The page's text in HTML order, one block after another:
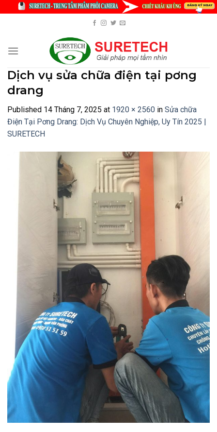
Dịch vụ sửa chữa điện tại pơng
drang
Published 14 Tháng 7, 2025 at 1920 × 2560 in Sửa chữa
Điện Tại Pơng Drang: Dịch Vụ Chuyên Nghiệp, Uy Tín 2025 |
SURETECH